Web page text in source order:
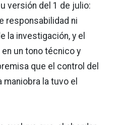
versión del 1 de julio:
responsabilidad ni
la investigación, y el
un tono técnico y
que el control del
la tuvo el